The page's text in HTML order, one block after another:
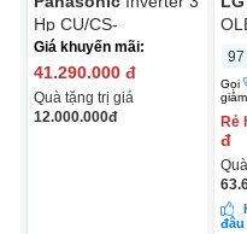
Hp CU/CS-
NZ24CF1H-8N
Giá khuyến mãi:
41.290.000 đ
Quà tặng trị giá
12.000.000đ
97
Gọi
Rẻ
đ
đâu